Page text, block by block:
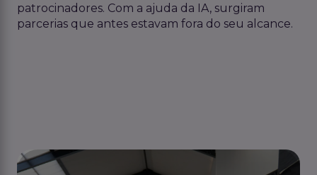
patrocinadores. Com a ajuda da IA, surgiram
parcerias que antes estavam fora do seu alcance.